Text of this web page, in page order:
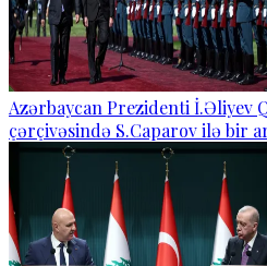
Azərbaycan Prezidenti İ.Əliyev
çərçivəsində S.Caparov ilə bir